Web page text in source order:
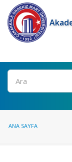
Ara
ANA SAYFA